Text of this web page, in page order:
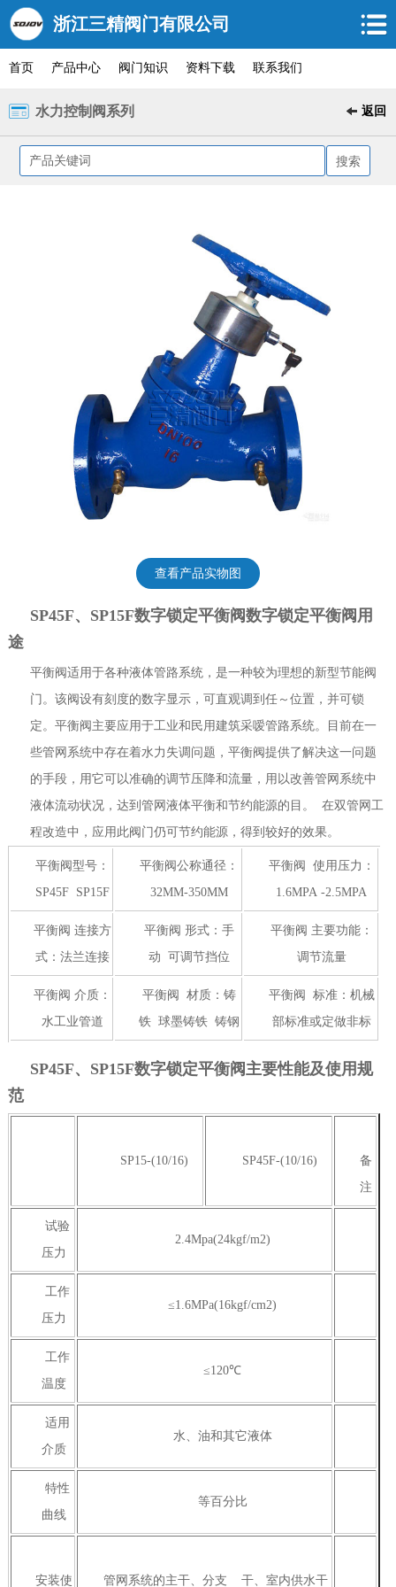
浙江三精阀门有限公司
首页 产品中心 阀门知识 资料下载 联系我们
水力控制阀系列 返回
查看产品实物图
SP45F、SP15F数字锁定平衡阀数字锁定平衡阀用
途
平衡阀适用于各种液体管路系统，是一种较为理想的新型节能阀
门。该阀设有刻度的数字显示，可直观调到任～位置，并可锁
定。平衡阀主要应用于工业和民用建筑采嗳管路系统。目前在一
些管网系统中存在着水力失调问题，平衡阀提供了解决这一问题
的手段，用它可以准确的调节压降和流量，用以改善管网系统中
液体流动状况，达到管网液体平衡和节约能源的目。 在双管网工
程改造中，应用此阀门仍可节约能源，得到较好的效果。
平衡阀型号：
SP45F SP15F
平衡阀公称通径：
32MM-350MM
平衡阀 使用压力：
1.6MPA -2.5MPA
平衡阀 连接方
式：法兰连接
平衡阀 形式：手
动 可调节挡位
平衡阀 主要功能：
调节流量
平衡阀 介质：
水工业管道
平衡阀 材质：铸
铁 球墨铸铁 铸钢
平衡阀 标准：机械
部标准或定做非标
SP45F、SP15F数字锁定平衡阀主要性能及使用规
范
SP15-(10/16) SP45F-(10/16)
备
注
试验
压力
2.4Mpa(24kgf/m2)
工作
压力
≤1.6MPa(16kgf/cm2)
工作
温度
≤120℃
适用
介质
水、油和其它液体
特性
曲线
等百分比
安装使 管网系统的主干、分支 干、室内供水干